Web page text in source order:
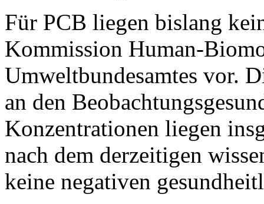
Für PCB liegen bislang
Kommission Human-
Umweltbundesamtes vor.
an den
Konzentrationen liegen
nach dem derzeitigen
keine negativen